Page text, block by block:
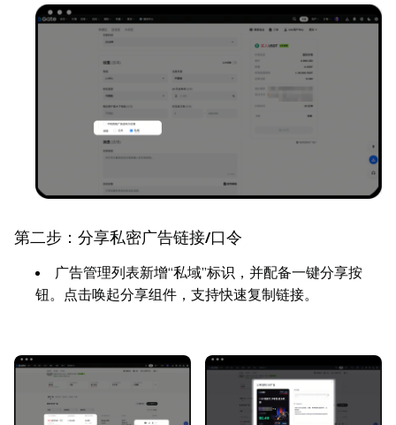
第二步：分享私密广告链接/口令
广告管理列表新增“私域”标识，并配备一键分享按
钮。点击唤起分享组件，支持快速复制链接。